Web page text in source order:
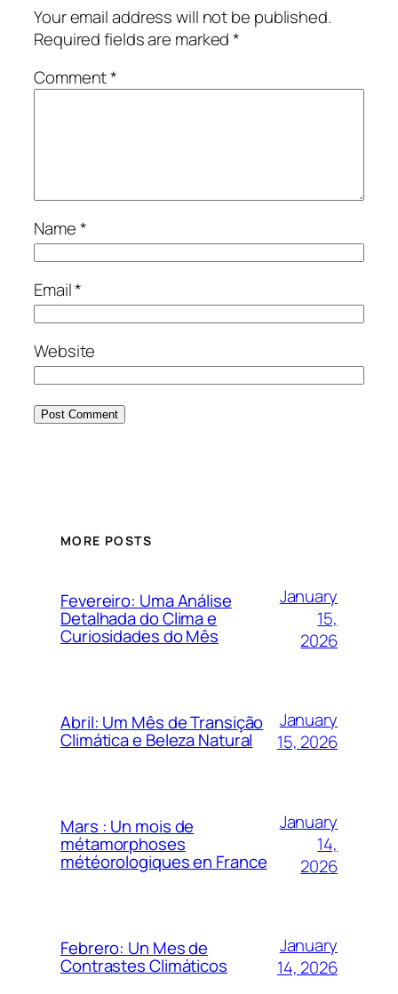
Your email address will not be published.
Required fields are marked*
Comment*
Name*
Email*
Website
MORE POSTS
Fevereiro: Uma Análise
Detalhada do Clima e
Curiosidades do Mês
January
15,
2026
Abril: Um Mês de Transição
Climática e Beleza Natural
January
15, 2026
Mars : Un mois de
métamorphoses
météorologiques en France
January
14,
2026
Febrero: Un Mes de
Contrastes Climáticos
January
14, 2026